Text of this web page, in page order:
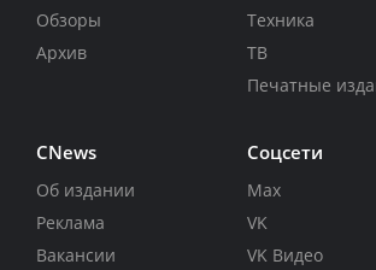
Обзоры
Архив
Техника
ТВ
Печатные
CNews
Об издании
Реклама
Вакансии
Соцсети
Max
VK
VK Видео